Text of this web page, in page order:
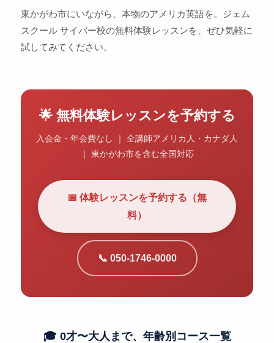
東かがわ市にいながら、本物のアメリカ英語を。ジェム
スクール サイバー校の無料体験レッスンを、ぜひ気軽に
試してみてください。
🌟 無料体験レッスンを予約する
入会金・年会費なし ｜ 全講師アメリカ人・カナダ人
｜ 東かがわ市を含む全国対応
📅 体験レッスンを予約する（無
料）
📞 050-1746-0000
🎓 0才〜大人まで、年齢別コース一覧